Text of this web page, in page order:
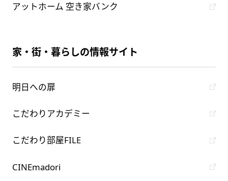
アットホーム 空き家バンク
家・街・暮らしの情報サイト
明日への扉
こだわりアカデミー
こだわり部屋FILE
CINEmadori